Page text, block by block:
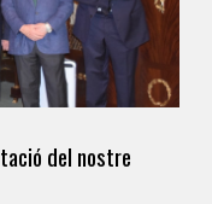
del nostre